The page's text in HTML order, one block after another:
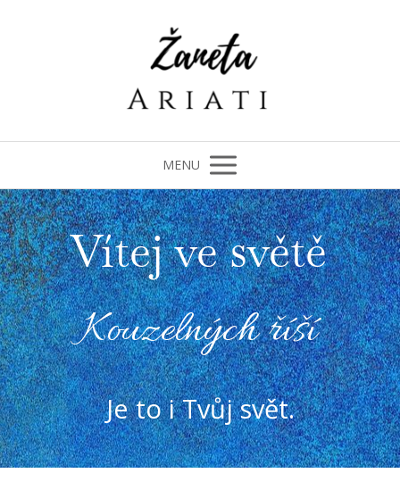
MENU
Vítej ve světě
Kouzelných říší
Je to i Tvůj svět.